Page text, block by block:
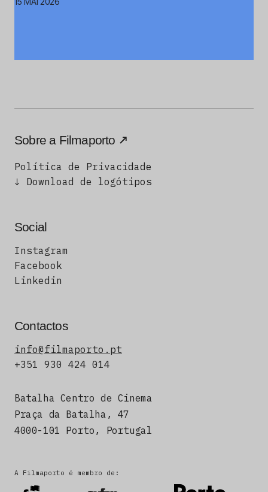
Sobre a Filmaporto
Política de Privacidade
↓ Download de logótipos
Social
Instagram
Facebook
Linkedin
Contactos
info@filmaporto.pt
+351 930 424 014
Batalha Centro de Cinema
Praça da Batalha, 47
4000-101 Porto, Portugal
A Filmaporto é membro de: